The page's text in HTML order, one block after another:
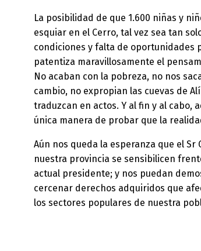
La posibilidad de que 1.600 niñas y
esquiar en el Cerro, tal vez sea tan
condiciones y falta de oportunidades
patentiza maravillosamente el
No acaban con la pobreza, no nos
cambio, no expropian las cuevas de
traduzcan en actos. Y al fin y al cabo,
única manera de probar que la
Aún nos queda la esperanza que el
nuestra provincia se sensibilicen
actual presidente; y nos puedan
cercenar derechos adquiridos que
los sectores populares de nuestra